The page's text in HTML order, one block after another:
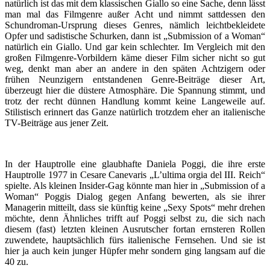
natürlich ist das mit dem klassischen Giallo so eine Sache, denn lässt
man mal das Filmgenre außer Acht und nimmt sattdessen den
Schundroman-Ursprung dieses Genres, nämlich leichtbekleidete
Opfer und sadistische Schurken, dann ist „Submission of a Woman“
natürlich ein Giallo. Und gar kein schlechter. Im Vergleich mit den
großen Filmgenre-Vorbildern käme dieser Film sicher nicht so gut
weg, denkt man aber an andere in den späten Achtzigern oder
frühen Neunzigern entstandenen Genre-Beiträge dieser Art,
überzeugt hier die düstere Atmosphäre. Die Spannung stimmt, und
trotz der recht dünnen Handlung kommt keine Langeweile auf.
Stilistisch erinnert das Ganze natürlich trotzdem eher an italienische
TV-Beiträge aus jener Zeit.
In der Hauptrolle eine glaubhafte Daniela Poggi, die ihre erste
Hauptrolle 1977 in Cesare Canevaris „L’ultima orgia del III. Reich“
spielte. Als kleinen Insider-Gag könnte man hier in „Submission of a
Woman“ Poggis Dialog gegen Anfang bewerten, als sie ihrer
Managerin mitteilt, dass sie künftig keine „Sexy Spots“ mehr drehen
möchte, denn Ähnliches trifft auf Poggi selbst zu, die sich nach
diesem (fast) letzten kleinen Ausrutscher fortan ernsteren Rollen
zuwendete, hauptsächlich fürs italienische Fernsehen. Und sie ist
hier ja auch kein junger Hüpfer mehr sondern ging langsam auf die
40 zu.